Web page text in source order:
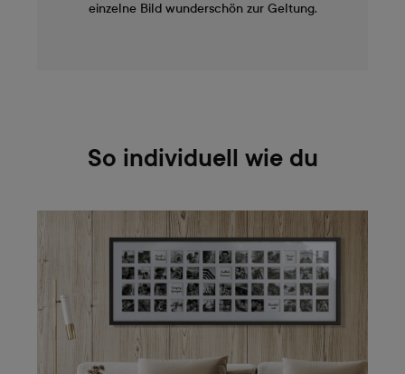
einzelne Bild wunderschön zur Geltung.
So individuell wie du